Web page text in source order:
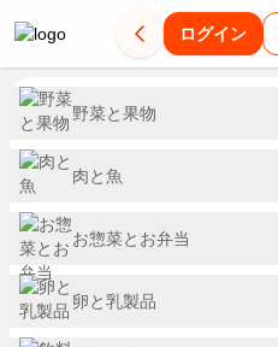
ログイン
野菜と果物
肉と魚
お惣菜とお弁当
卵と乳製品